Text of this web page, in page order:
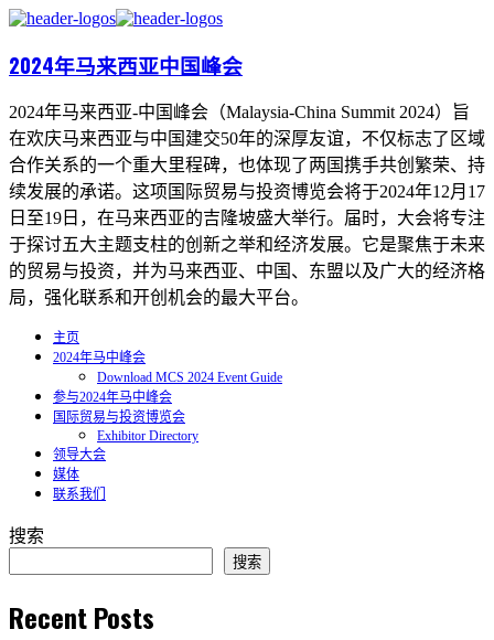
2024年马来西亚中国峰会
2024年马来西亚-中国峰会（Malaysia-China Summit 2024）旨
在欢庆马来西亚与中国建交50年的深厚友谊，不仅标志了区域
合作关系的一个重大里程碑，也体现了两国携手共创繁荣、持
续发展的承诺。这项国际贸易与投资博览会将于2024年12月17
日至19日，在马来西亚的吉隆坡盛大举行。届时，大会将专注
于探讨五大主题支柱的创新之举和经济发展。它是聚焦于未来
的贸易与投资，并为马来西亚、中国、东盟以及广大的经济格
局，强化联系和开创机会的最大平台。
主页
2024年马中峰会
Download MCS 2024 Event Guide
参与2024年马中峰会
国际贸易与投资博览会
Exhibitor Directory
领导大会
媒体
联系我们
搜索
搜索
Recent Posts